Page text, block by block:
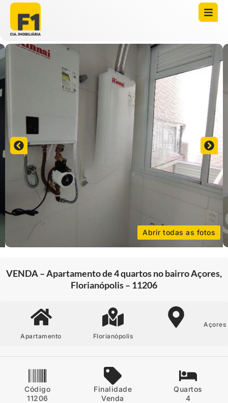
Abrir todas as fotos
VENDA – Apartamento de 4 quartos no bairro Açores,
Florianópolis – 11206
Apartamento Florianópolis
Açores
Código
11206
Finalidade
Venda
Quartos
4